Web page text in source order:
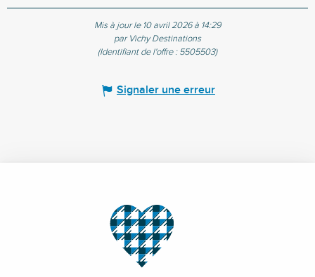
Mis à jour le 10 avril 2026 à 14:29
par Vichy Destinations
(Identifiant de l'offre : 5505503)
Signaler une erreur